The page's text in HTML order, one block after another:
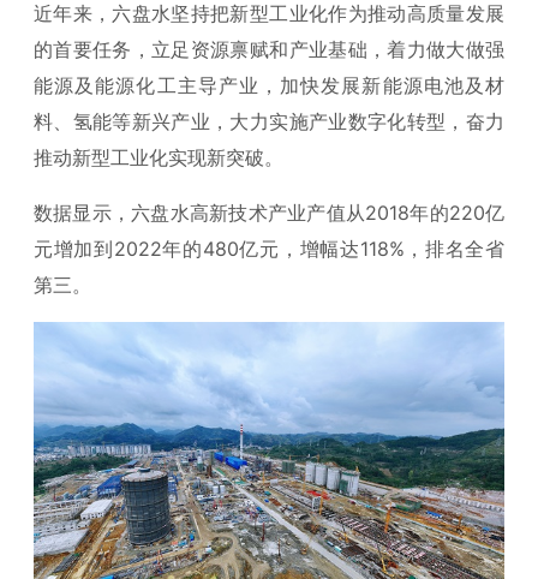
近年来，六盘水坚持把新型工业化作为推动高质量发展
的首要任务，立足资源禀赋和产业基础，着力做大做强
能源及能源化工主导产业，加快发展新能源电池及材
料、氢能等新兴产业，大力实施产业数字化转型，奋力
推动新型工业化实现新突破。
数据显示，六盘水高新技术产业产值从2018年的220亿
元增加到2022年的480亿元，增幅达118%，排名全省
第三。